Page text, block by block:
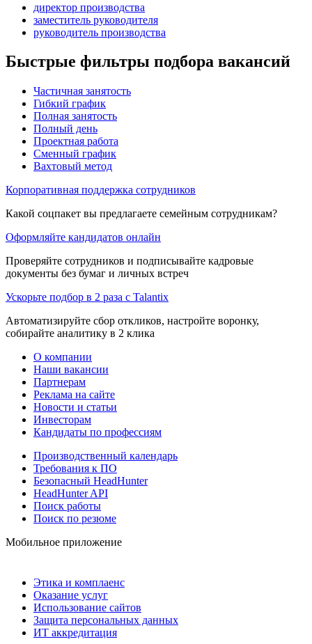
директор производства
заместитель руководителя
руководитель производства
Быстрые фильтры подбора вакансий
Частичная занятость
Гибкий график
Полная занятость
Полный день
Проектная работа
Сменный график
Вахтовый метод
Корпоративная поддержка сотрудников
Какой соцпакет вы предлагаете семейным сотрудникам?
Оформляйте кандидатов онлайн
Проверяйте сотрудников и подписывайте кадровые
документы без бумаг и личных встреч
Ускорьте подбор в 2 раза с Talantix
Автоматизируйте сбор откликов, настройте воронку,
собирайте аналитику в 2 клика
О компании
Наши вакансии
Партнерам
Реклама на сайте
Новости и статьи
Инвесторам
Кандидаты по профессиям
Производственный календарь
Требования к ПО
Безопасный HeadHunter
HeadHunter API
Поиск работы
Поиск по резюме
Мобильное приложение
Этика и комплаенс
Оказание услуг
Использование сайтов
Защита персональных данных
ИТ аккредитация